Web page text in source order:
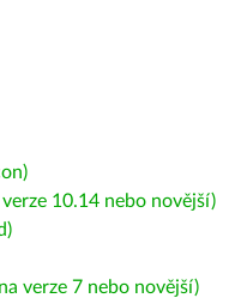
10.14 nebo novější)
verze 7 nebo novější)